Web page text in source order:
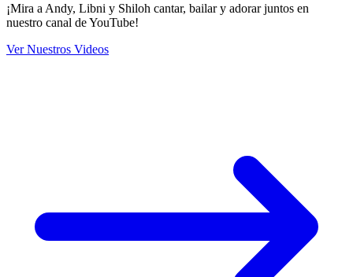
¡Mira a Andy, Libni y Shiloh cantar, bailar y adorar juntos en
nuestro canal de YouTube!
Ver Nuestros Videos